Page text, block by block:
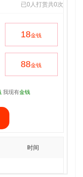
已0人打赏共0次
18金钱
88金钱
我现有金钱
时间